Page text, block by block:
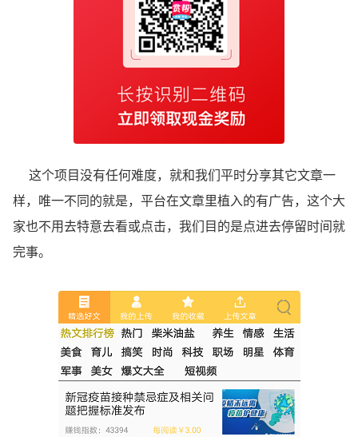
这个项目没有任何难度，就和我们平时分享其它文章一
样，唯一不同的就是，平台在文章里植入的有广告，这个大
家也不用去特意去看或点击，我们目的是点进去停留时间就
完事。